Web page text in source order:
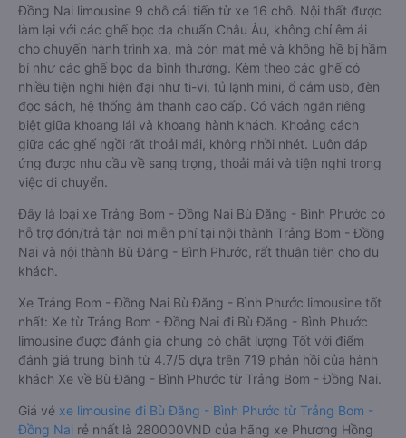
Đồng Nai limousine 9 chỗ cải tiến từ xe 16 chỗ. Nội thất được
làm lại với các ghế bọc da chuẩn Châu Âu, không chỉ êm ái
cho chuyến hành trình xa, mà còn mát mẻ và không hề bị hầm
bí như các ghế bọc da bình thường. Kèm theo các ghế có
nhiều tiện nghi hiện đại như ti-vi, tủ lạnh mini, ổ cắm usb, đèn
đọc sách, hệ thống âm thanh cao cấp. Có vách ngăn riêng
biệt giữa khoang lái và khoang hành khách. Khoảng cách
giữa các ghế ngồi rất thoải mái, không nhồi nhét. Luôn đáp
ứng được nhu cầu về sang trọng, thoải mái và tiện nghi trong
việc di chuyển.
Đây là loại xe Trảng Bom - Đồng Nai Bù Đăng - Bình Phước có
hỗ trợ đón/trả tận nơi miễn phí tại nội thành Trảng Bom - Đồng
Nai và nội thành Bù Đăng - Bình Phước, rất thuận tiện cho du
khách.
Xe Trảng Bom - Đồng Nai Bù Đăng - Bình Phước limousine tốt
nhất: Xe từ Trảng Bom - Đồng Nai đi Bù Đăng - Bình Phước
limousine được đánh giá chung có chất lượng Tốt với điểm
đánh giá trung bình từ 4.7/5 dựa trên 719 phản hồi của hành
khách Xe về Bù Đăng - Bình Phước từ Trảng Bom - Đồng Nai.
Giá vé xe limousine đi Bù Đăng - Bình Phước từ Trảng Bom -
Đồng Nai rẻ nhất là 280000VND của hãng xe Phương Hồng